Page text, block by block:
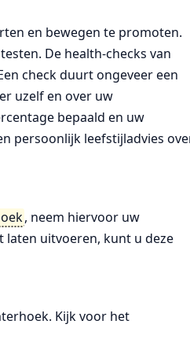
en bewegen te promoten.
De health-checks van
check duurt ongeveer een
uzelf en over uw
bepaald en uw
persoonlijk leefstijladvies
, neem hiervoor uw
laten uitvoeren, kunt u deze
Kijk voor het